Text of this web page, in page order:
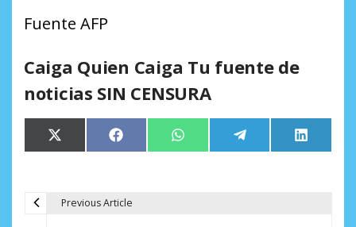
Fuente AFP
Caiga Quien Caiga Tu fuente de
noticias SIN CENSURA
Compartir
en
X
(Twitter)
Compartir
en
Facebook Compartir
en
WhatsApp Compartir
en
Telegram
en
LinkedIn
Previous Article